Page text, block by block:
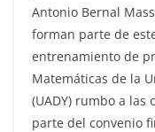
Antonio Bernal
forman parte de
entrenamiento de
Matemáticas de la
(UADY) rumbo a
parte del convenio